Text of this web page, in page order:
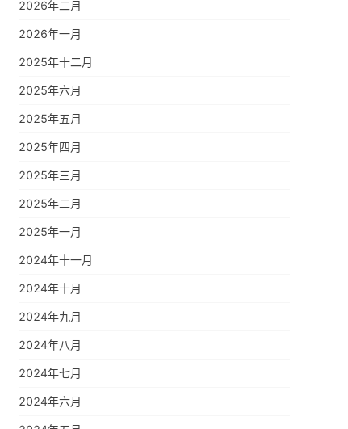
2026年二月
2026年一月
2025年十二月
2025年六月
2025年五月
2025年四月
2025年三月
2025年二月
2025年一月
2024年十一月
2024年十月
2024年九月
2024年八月
2024年七月
2024年六月